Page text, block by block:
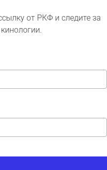
от РКФ и следите за